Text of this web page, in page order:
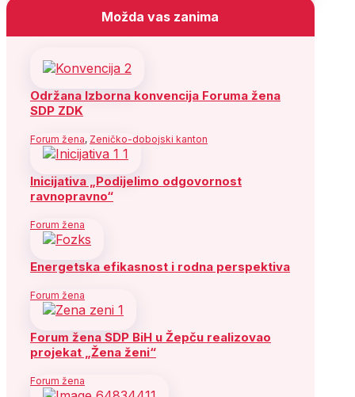
Možda vas zanima
Održana Izborna konvencija Foruma žena
SDP ZDK
Forum žena, Zeničko-dobojski kanton
Inicijativa „Podijelimo odgovornost
ravnopravno“
Forum žena
Energetska efikasnost i rodna perspektiva
Forum žena
Forum žena SDP BiH u Žepču realizovao
projekat „Žena ženi“
Forum žena